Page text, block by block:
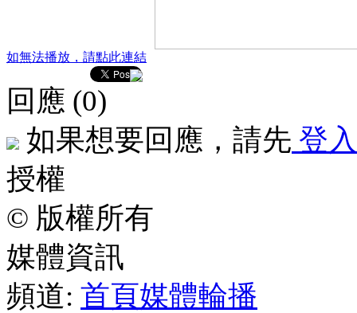
如無法播放，請點此連結
回應 (0)
如果想要回應，請先 登入
授權
© 版權所有
媒體資訊
頻道: 首頁媒體輪播